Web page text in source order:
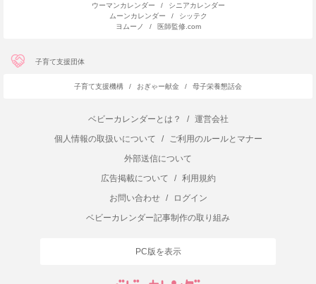
ウーマンカレンダー /
シニアカレンダー
ムーンカレンダー
/
シッテク
ヨムーノ
/ 医師監修.com
子育て支援団体
子育て支援機構 / おぎゃー献金 / 母子栄養懇話会
ベビーカレンダーとは？ /
運営会社
個人情報の取扱いについて
/
ご利用のルールとマナー
外部送信について
広告掲載について
/
利用規約
お問い合わせ
/
ログイン
ベビーカレンダー記事制作の取り組み
PC版を表示